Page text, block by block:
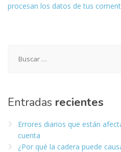
procesan los datos de tus
Entradas recientes
Errores diarios que están
cuenta
¿Por qué la cadera puede